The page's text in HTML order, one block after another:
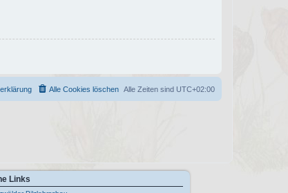
Alle Zeiten sind UTC+02:00
Alle Cookies löschen
Links